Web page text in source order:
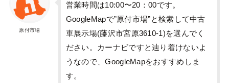
原付市場
営業時間は10:00〜20：00です。
GoogleMapで”原付市場”と検索して中古
車展示場(藤沢市宮原3610-1)を選んでく
ださい。カーナビですと辿り着けないよ
うなので、GoogleMapをおすすめしま
す。